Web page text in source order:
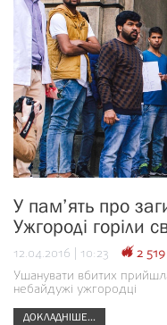
У пам’ять про
Ужгороді горіли
12.04.2016 | 10:23 2 519
Ушанувати вбитих
небайдужі ужгородці
ДОКЛАДНІШЕ...